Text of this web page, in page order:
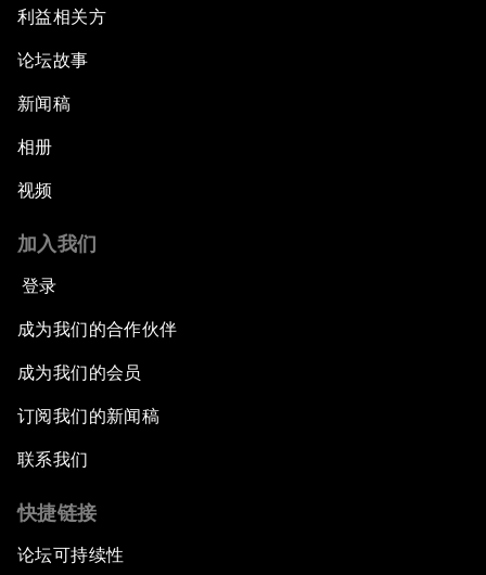
利益相关方
论坛故事
新闻稿
相册
视频
加入我们
登录
成为我们的合作伙伴
成为我们的会员
订阅我们的新闻稿
联系我们
快捷链接
论坛可持续性